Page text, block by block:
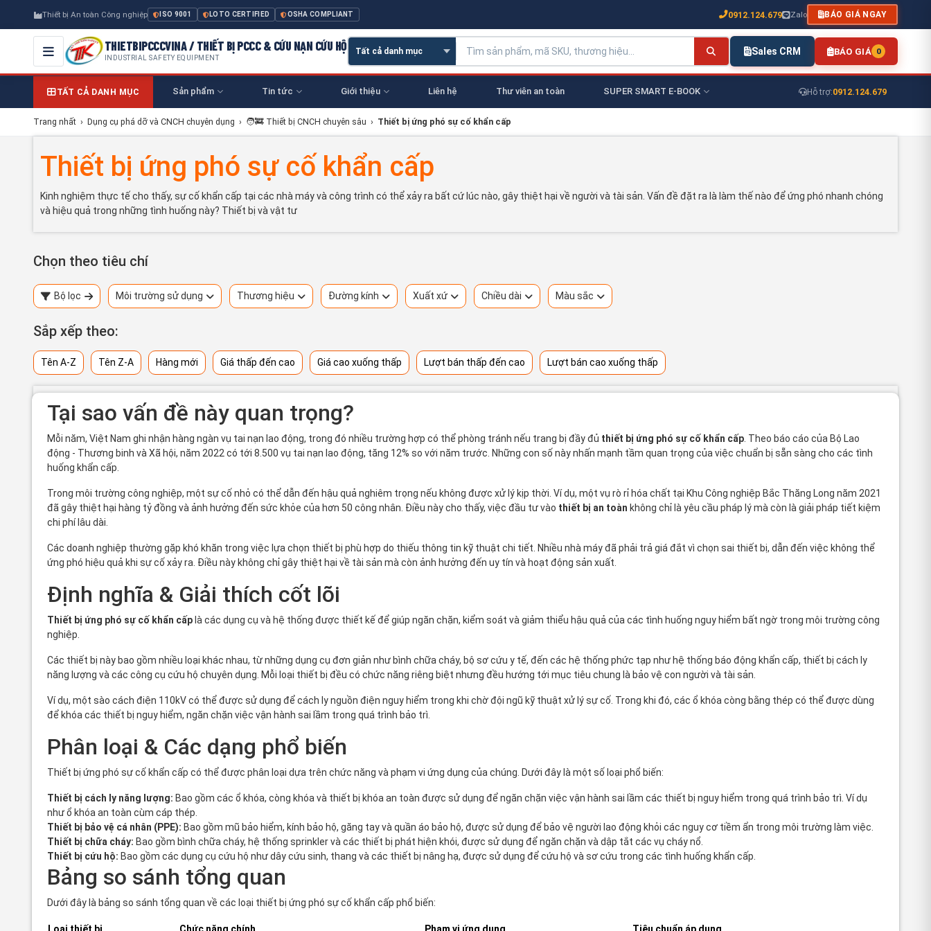
Thiết bị An toàn Công nghiệp ISO 9001 LOTO CERTIFIED OSHA COMPLIANT 0912.124.679 Zalo BÁO GIÁ NGAY
THIETBIPCCCVINA / THIẾT BỊ PCCC & CỨU NẠN CỨU HỘ
INDUSTRIAL SAFETY EQUIPMENT
Sales CRM BÁO GIÁ 0
TẤT CẢ DANH MỤC Sản phẩm Tin tức Giới thiệu Liên hệ Thư viên an toàn SUPER SMART E-BOOK Hỗ trợ:0912.124.679
Trang nhất › Dụng cụ phá dỡ và CNCH chuyên dụng › 🧑‍🚒 Thiết bị CNCH chuyên sâu › Thiết bị ứng phó sự cố khẩn cấp
Thiết bị ứng phó sự cố khẩn cấp
Kinh nghiệm thực tế cho thấy, sự cố khẩn cấp tại các nhà máy và công trình có thể xảy ra bất cứ lúc nào, gây thiệt hại về người và tài sản. Vấn đề đặt ra là làm thế nào để ứng phó nhanh chóng
và hiệu quả trong những tình huống này? Thiết bị và vật tư
Chọn theo tiêu chí
Bộ lọc Môi trường sử dụng Thương hiệu Đường kính Xuất xứ Chiều dài Màu sắc
Sắp xếp theo:
Tên A-Z Tên Z-A Hàng mới Giá thấp đến cao Giá cao xuống thấp Lượt bán thấp đến cao Lượt bán cao xuống thấp
Tại sao vấn đề này quan trọng?
Mỗi năm, Việt Nam ghi nhận hàng ngàn vụ tai nạn lao động, trong đó nhiều trường hợp có thể phòng tránh nếu trang bị đầy đủ thiết bị ứng phó sự cố khẩn cấp . Theo báo cáo của Bộ Lao
động - Thương binh và Xã hội, năm 2022 có tới 8.500 vụ tai nạn lao động, tăng 12% so với năm trước. Những con số này nhấn mạnh tầm quan trọng của việc chuẩn bị sẵn sàng cho các tình
huống khẩn cấp.
Trong môi trường công nghiệp, một sự cố nhỏ có thể dẫn đến hậu quả nghiêm trọng nếu không được xử lý kịp thời. Ví dụ, một vụ rò rỉ hóa chất tại Khu Công nghiệp Bắc Thăng Long năm 2021
đã gây thiệt hại hàng tỷ đồng và ảnh hưởng đến sức khỏe của hơn 50 công nhân. Điều này cho thấy, việc đầu tư vào thiết bị an toàn không chỉ là yêu cầu pháp lý mà còn là giải pháp tiết kiệm
chi phí lâu dài.
Các doanh nghiệp thường gặp khó khăn trong việc lựa chọn thiết bị phù hợp do thiếu thông tin kỹ thuật chi tiết. Nhiều nhà máy đã phải trả giá đắt vì chọn sai thiết bị, dẫn đến việc không thể
ứng phó hiệu quả khi sự cố xảy ra. Điều này không chỉ gây thiệt hại về tài sản mà còn ảnh hưởng đến uy tín và hoạt động sản xuất.
Định nghĩa & Giải thích cốt lõi
Thiết bị ứng phó sự cố khẩn cấp là các dụng cụ và hệ thống được thiết kế để giúp ngăn chặn, kiểm soát và giảm thiểu hậu quả của các tình huống nguy hiểm bất ngờ trong môi trường công
nghiệp.
Các thiết bị này bao gồm nhiều loại khác nhau, từ những dụng cụ đơn giản như bình chữa cháy, bộ sơ cứu y tế, đến các hệ thống phức tạp như hệ thống báo động khẩn cấp, thiết bị cách ly
năng lượng và các công cụ cứu hộ chuyên dụng. Mỗi loại thiết bị đều có chức năng riêng biệt nhưng đều hướng tới mục tiêu chung là bảo vệ con người và tài sản.
Ví dụ, một sào cách điện 110kVcó thể được sử dụng để cách ly nguồn điện nguy hiểm trong khi chờ đội ngũ kỹ thuật xử lý sự cố. Trong khi đó, các ổ khóa còng bằng thép có thể được dùng
để khóa các thiết bị nguy hiểm, ngăn chặn việc vận hành sai lầm trong quá trình bảo trì.
Phân loại & Các dạng phổ biến
Thiết bị ứng phó sự cố khẩn cấp có thể được phân loại dựa trên chức năng và phạm vi ứng dụng của chúng. Dưới đây là một số loại phổ biến:
Thiết bị cách ly năng lượng: Bao gồm các ổ khóa, còng khóa và thiết bị khóa an toàn được sử dụng để ngăn chặn việc vận hành sai lầm các thiết bị nguy hiểm trong quá trình bảo trì. Ví dụ
nhưổ khóa an toàn cùm cáp thép
Thiết bị bảo vệ cá nhân (PPE): Bao gồm mũ bảo hiểm, kính bảo hộ, găng tay và quần áo bảo hộ, được sử dụng để bảo vệ người lao động khỏi các nguy cơ tiềm ẩn trong môi trường làm việc.
Thiết bị chữa cháy: Bao gồm bình chữa cháy, hệ thống sprinkler và các thiết bị phát hiện khói, được sử dụng để ngăn chặn và dập tắt các vụ cháy nổ.
Thiết bị cứu hộ: Bao gồm các dụng cụ cứu hộ như dây cứu sinh, thang và các thiết bị nâng hạ, được sử dụng để cứu hộ và sơ cứu trong các tình huống khẩn cấp.
Bảng so sánh tổng quan
Dưới đây là bảng so sánh tổng quan về các loại thiết bị ứng phó sự cố khẩn cấp phổ biến: